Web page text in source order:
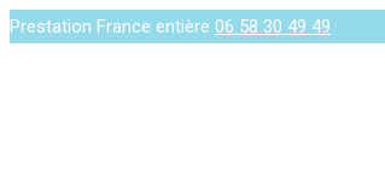
Prestation France entière 06 58 30 49 49